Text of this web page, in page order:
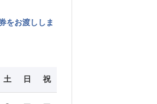
をお渡ししま
土 日 祝